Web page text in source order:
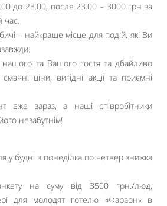
до 23.00, после 23.00 – 3000 грн за
час.
– найкраще місце для подій, які Ви
та Вашого гостя та дбайливо
ціни, вигідні акції та приємні
вже зараз, а наші співробітники
незабутнім!
у будні з понеділка по четвер знижка
на суму від 3500 грн./люд,
для молодят готелю «Фараон» в